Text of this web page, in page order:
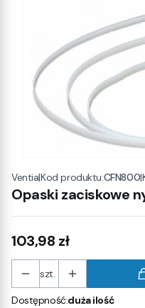
Ventia|Kod produktu:CFN800|
Opaski zaciskowe
Cena
103,98 zł
szt.
Dostępność:duża ilość